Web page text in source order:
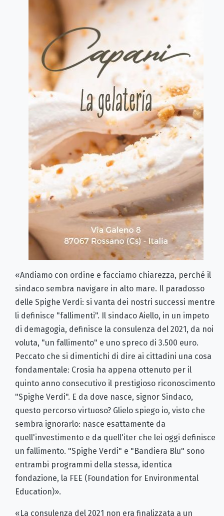
«Andiamo con ordine e facciamo chiarezza, perché il
sindaco sembra navigare in alto mare. Il paradosso
delle Spighe Verdi: si vanta dei nostri successi mentre
li definisce "fallimenti". Il sindaco Aiello, in un impeto
di demagogia, definisce la consulenza del 2021, da noi
voluta, "un fallimento" e uno spreco di 3.500 euro.
Peccato che si dimentichi di dire ai cittadini una cosa
fondamentale: Crosia ha appena ottenuto per il
quinto anno consecutivo il prestigioso riconoscimento
"Spighe Verdi". E da dove nasce, signor Sindaco,
questo percorso virtuoso? Glielo spiego io, visto che
sembra ignorarlo: nasce esattamente da
quell'investimento e da quell'iter che lei oggi definisce
un fallimento. "Spighe Verdi" e "Bandiera Blu" sono
entrambi programmi della stessa, identica
fondazione, la FEE (Foundation for Environmental
Education)».
«La consulenza del 2021 non era finalizzata a un